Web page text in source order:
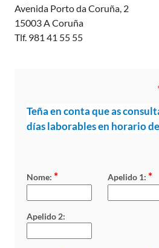
Avenida Porto da Coruña, 2
15003 A Coruña
Tlf. 981 41 55 55
Teña en conta que as
días laborables en horario
Nome: * Apelido 1: *
Apelido 2: